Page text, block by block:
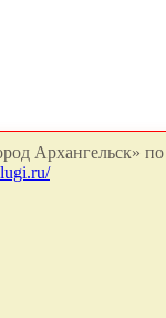
Архангельск»